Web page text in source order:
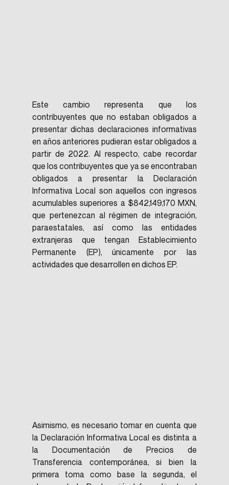
Este cambio representa que los
contribuyentes que no estaban obligados a
presentar dichas declaraciones informativas
en años anteriores pudieran estar obligados a
partir de 2022. Al respecto, cabe recordar
que los contribuyentes que ya se encontraban
obligados a presentar la Declaración
Informativa Local son aquellos con ingresos
acumulables superiores a $842,149,170 MXN,
que pertenezcan al régimen de integración,
paraestatales, así como las entidades
extranjeras que tengan Establecimiento
Permanente (EP), únicamente por las
actividades que desarrollen en dichos EP.
Asimismo, es necesario tomar en cuenta que
la Declaración Informativa Local es distinta a
la Documentación de Precios de
Transferencia contemporánea, si bien la
primera toma como base la segunda, el